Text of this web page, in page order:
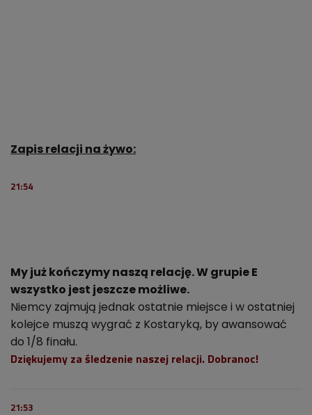
Zapis relacji na żywo:
21:54
My już kończymy naszą relację. W grupie E
wszystko jest jeszcze możliwe.
Niemcy zajmują jednak ostatnie miejsce i w ostatniej
kolejce muszą wygrać z Kostaryką, by awansować
do 1/8 finału.
Dziękujemy za śledzenie naszej relacji. Dobranoc!
21:53